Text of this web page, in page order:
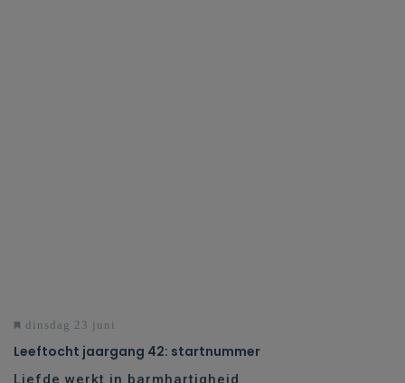
dinsdag 23 juni
Leeftocht jaargang 42: startnummer
Liefde werkt in barmhartigheid